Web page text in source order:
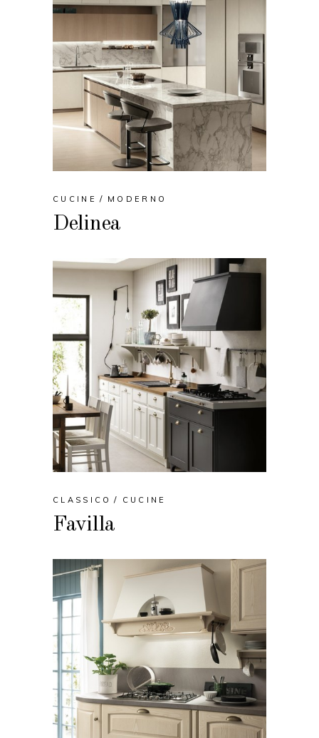
CUCINE MODERNO
Delinea
CLASSICO CUCINE
Favilla